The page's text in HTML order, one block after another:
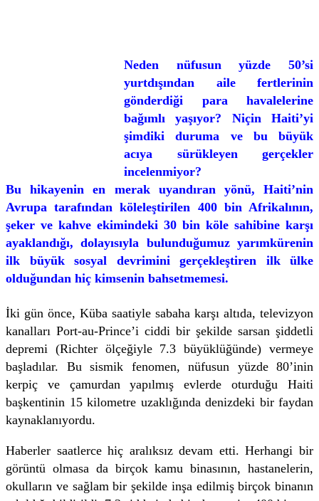
Neden nüfusun yüzde 50’si
yurtdışından aile fertlerinin
gönderdiği para havalelerine
bağımlı yaşıyor? Niçin Haiti’yi
şimdiki duruma ve bu büyük
acıya sürükleyen gerçekler
incelenmiyor?
Bu hikayenin en merak uyandıran yönü, Haiti’nin
Avrupa tarafından köleleştirilen 400 bin Afrikalının,
şeker ve kahve ekimindeki 30 bin köle sahibine karşı
ayaklandığı, dolayısıyla bulunduğumuz yarımkürenin
ilk büyük sosyal devrimini gerçekleştiren ilk ülke
olduğundan hiç kimsenin bahsetmemesi.
İki gün önce, Küba saatiyle sabaha karşı altıda, televizyon
kanalları Port-au-Prince’i ciddi bir şekilde sarsan şiddetli
depremi (Richter ölçeğiyle 7.3 büyüklüğünde) vermeye
başladılar. Bu sismik fenomen, nüfusun yüzde 80’inin
kerpiç ve çamurdan yapılmış evlerde oturduğu Haiti
başkentinin 15 kilometre uzaklığında denizdeki bir faydan
kaynaklanıyordu.
Haberler saatlerce hiç aralıksız devam etti. Herhangi bir
görüntü olmasa da birçok kamu binasının, hastanelerin,
okulların ve sağlam bir şekilde inşa edilmiş birçok binanın